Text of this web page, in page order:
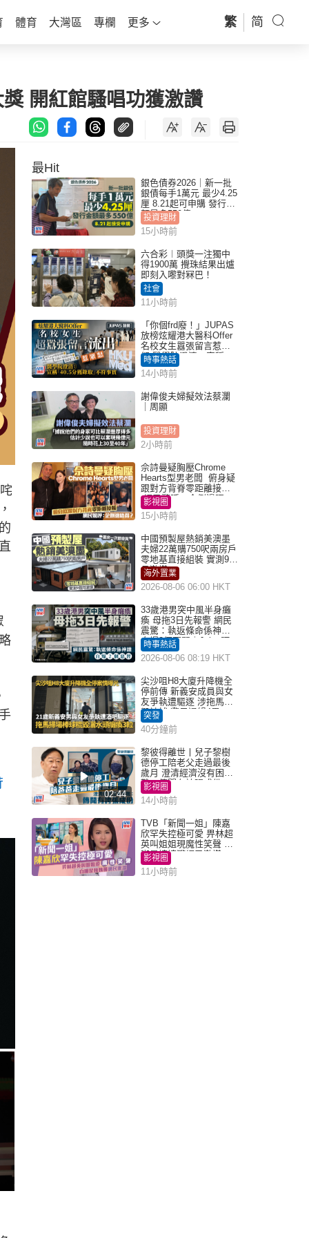
體育 大灣區 專欄 更多 繁 简
開紅館騷唱功獲激讚
最Hit
銀色債券2026｜新一批
銀債每手1萬元 最少4.25
厘 8.21起可申購 發行金
額最多550億
投資理財
15小時前
六合彩︱頭獎一注獨中
得1900萬 攪珠結果出爐
即刻入嚟對冧巴！
社會
11小時前
「你個frd廢！」JUPAS
放榜炫耀港大醫科Offer
名校女生囂張留言惹眾
怒 醫學院澄清：宣稱
「40.5分獲錄取」不符事
實｜Juicy叮
時事熱話
14小時前
謝偉俊夫婦擬效法蔡瀾
｜周顯
投資理財
2小時前
佘詩曼疑胸壓Chrome
Hearts型男老闆 俯身疑
跟對方背脊零距離接觸
網民驚呼：企側邊唔
得？
影視圈
15小時前
中國預製屋熱銷美澳墨
夫婦22萬購750呎兩房戶
零地基直接組裝 實測9個
月激讚
海外置業
2026-08-06 06:00 HKT
33歲港男突中風半身癱
瘓 母拖3日先報警 網民
震驚：執返條命係神蹟
自爆2個惡習｜Juicy叮
時事熱話
2026-08-06 08:19 HKT
尖沙咀H8大廈升降機全
停前傳 新義安成員與女
友爭執遭驅逐 涉拖馬刑
毀被捕 警另通緝4男
突發
40分鐘前
02:44
黎彼得離世丨兒子黎樹
德停工陪老父走過最後
歲月 澄清經濟沒有困
難：傳聞有誇張成份
影視圈
14小時前
TVB「新聞一姐」陳嘉
欣罕失控極可愛 畀林超
英叫姐姐現魔性笑聲 自
嘲是姨姨獲網民激讚
影視圈
11小時前